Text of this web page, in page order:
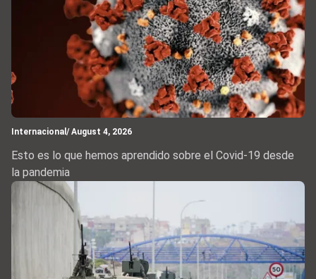
Internacional / August 4, 2026
Esto es lo que hemos aprendido sobre el Covid-19 desde
la pandemia